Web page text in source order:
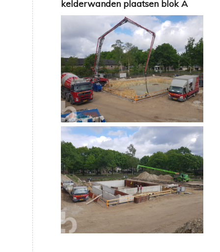
kelderwanden plaatsen blok A